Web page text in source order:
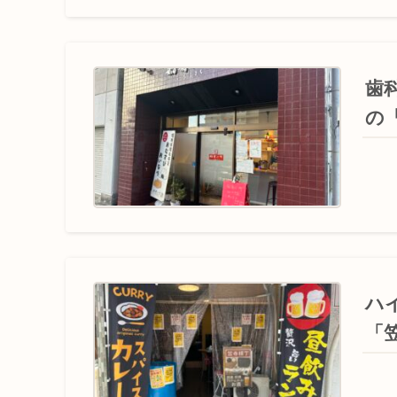
歯
の
ハ
「